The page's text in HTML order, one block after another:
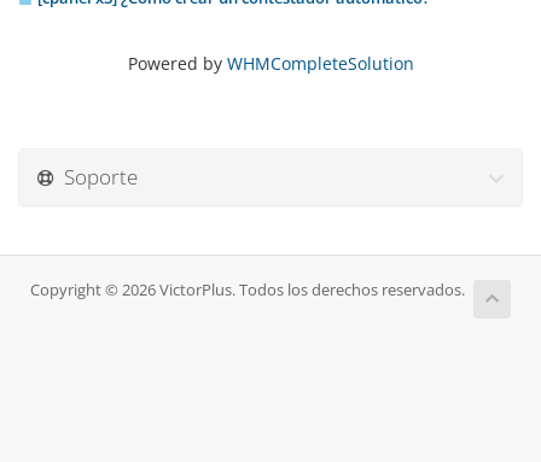
Powered by WHMCompleteSolution
Soporte
Copyright © 2026 VictorPlus. Todos los derechos reservados.